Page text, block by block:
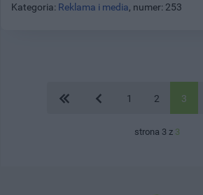
Kategoria: Reklama i media, numer: 253
1 2 3
strona 3 z 3